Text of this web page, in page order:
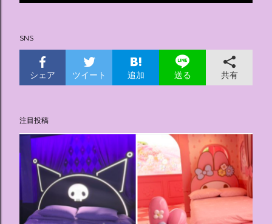
SNS
シェア ツイート 追加 送る 共有
注目投稿